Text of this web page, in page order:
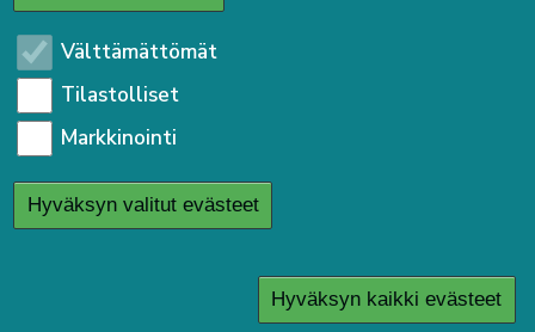
Etusivulle
Kirjaudu sisään
Saavutettavuusseloste
Sivukartta
Tietosuojaseloste
Kirjaudu sisään
Välttämättömät
Tilastolliset
Markkinointi
Hyväksyn valitut evästeet
Hyväksyn kaikki evästeet